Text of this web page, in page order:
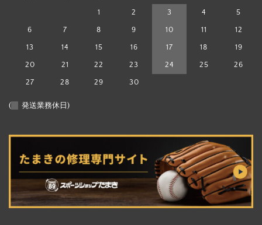
1 2 3 4 5
6 7 8 9 10 11 12
13 14 15 16 17 18 19
20 21 22 23 24 25 26
27 28 29 30
( 発送業務休日)